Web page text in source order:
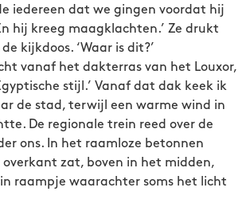
iedereen dat we gingen voordat hij
hij kreeg maagklachten.’ Ze drukt
kijkdoos. ‘Waar is dit?’
vanaf het dakterras van het Louxor,
stijl.’ Vanaf dat dak keek ik
de stad, terwijl een warme wind in
De regionale trein reed over de
ons. In het raamloze betonnen
zat, boven in het midden,
raampje waarachter soms het licht